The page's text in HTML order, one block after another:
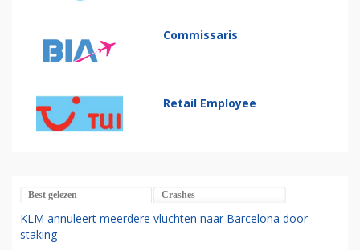
Commissaris
Retail Employee
Best gelezen Crashes
KLM annuleert meerdere vluchten naar Barcelona door
staking